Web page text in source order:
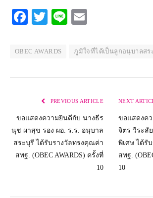
Facebook
Twitter
Line
OBEC AWARDS ภูมิใจที่ได้เป็นลูกอนุบาลสร
PREVIOUS ARTICLE
ขอแสดงความยินดีกับ นางธีร
นุช ผาสุข รอง ผอ. ร.ร. อนุบาล
สระบุรี ได้รับรางวัลทรงคุณค่า
สพฐ. (OBEC AWARDS) ครั้งที่
10
NEXT
ขอแสดงค
จิตร วีระสั
พิเศษ ได้รั
สพฐ.
10